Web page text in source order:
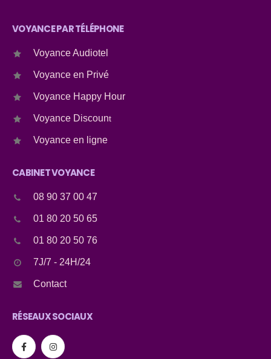
VOYANCE PAR TÉLÉPHONE
Voyance Audiotel
Voyance en Privé
Voyance Happy Hour
Voyance Discount
Voyance en ligne
CABINET VOYANCE
08 90 37 00 47
01 80 20 50 65
01 80 20 50 76
7J/7 - 24H/24
Contact
RÉSEAUX SOCIAUX